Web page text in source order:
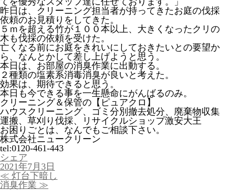
昨日は、クリーニング担当者が持ってきたお庭の伐採
依頼のお見積りをしてきた。
５ｍを超える竹が１００本以上、大きくなったクリの
木も伐採の依頼を受けた。
亡くなる前にお庭をきれいにしておきたいとの要望か
ら、なんとかして差し上げようと思う。
本日は、お部屋の消臭作業に出動する。
２種類の塩素系消毒消臭が良いと考えた。
効果は、期待できると思う。
本日も今できる事を一生懸命にがんばるのみ。
クリーニング＆保管の【ピュアクロ】
ハウスクリーニング、ゴミ分別撤去処分、廃棄物収集
運搬、草刈り伐採、リサイクルショップ激安大王
お困りごとは、なんでもご相談下さい。
株式会社ニュークリーン
tel:0120-461-443
シェア
投
稿
日:
2021年7月3日
投
稿
≪ 灯台下暗し
消臭作業 ≫